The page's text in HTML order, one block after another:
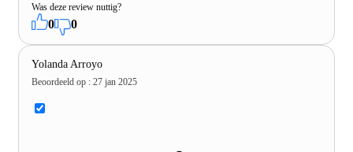
Was deze review nuttig?
0 0
Yolanda Arroyo
Beoordeeld op : 27 jan 2025